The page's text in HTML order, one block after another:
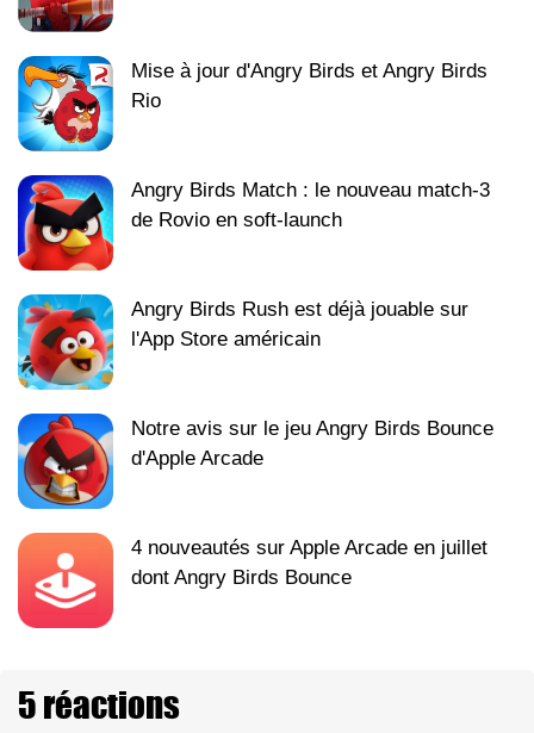
Mise à jour d'Angry Birds et Angry Birds
Rio
Angry Birds Match : le nouveau match-3
de Rovio en soft-launch
Angry Birds Rush est déjà jouable sur
l'App Store américain
Notre avis sur le jeu Angry Birds Bounce
d'Apple Arcade
4 nouveautés sur Apple Arcade en juillet
dont Angry Birds Bounce
5 réactions